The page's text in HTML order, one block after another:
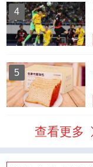
4
5
查看更多